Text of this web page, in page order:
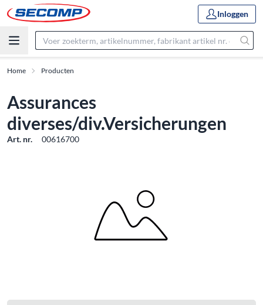
Inloggen
Home Producten
Assurances
diverses/div.Versicherungen
Art. nr. 00616700